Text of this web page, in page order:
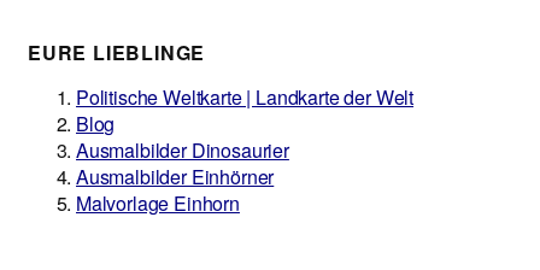
EURE LIEBLINGE
Politische Weltkarte | Landkarte der Welt
Blog
Ausmalbilder Dinosaurier
Ausmalbilder Einhörner
Malvorlage Einhorn